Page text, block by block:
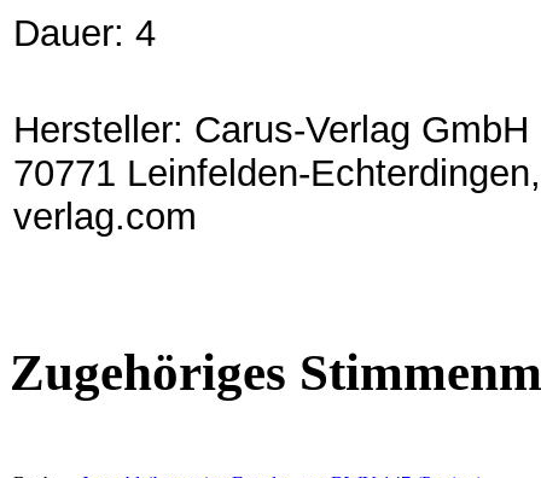
Dauer: 4
Hersteller: Carus-Verlag
70771 Leinfelden-
verlag.com
Zugehöriges